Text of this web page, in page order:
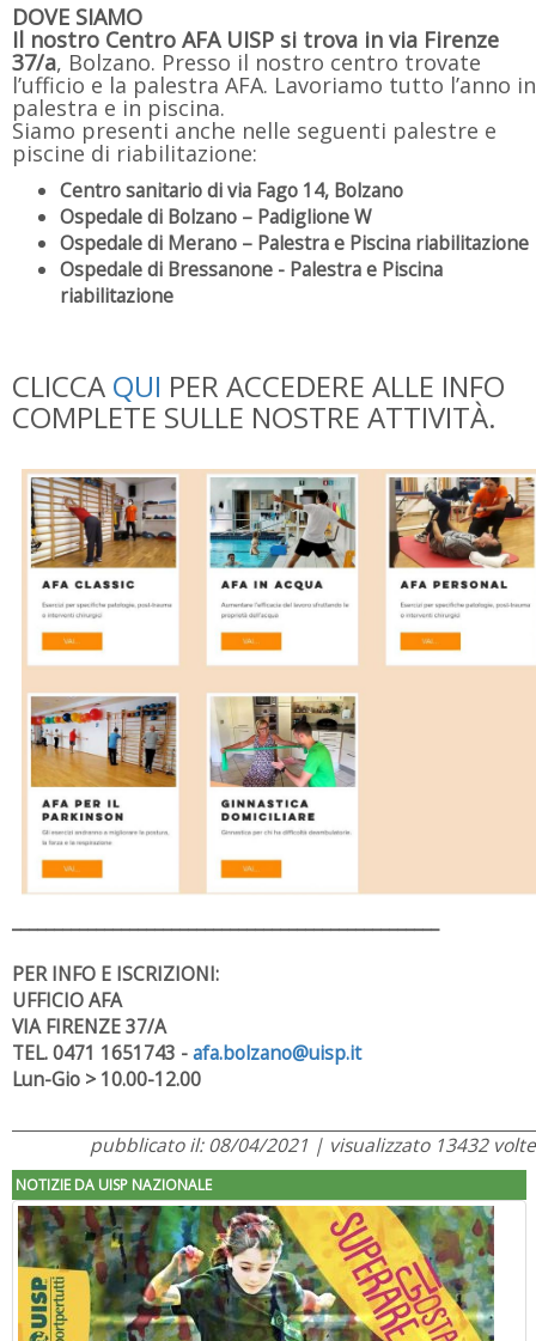
DOVE SIAMO
Il nostro Centro AFA UISP si trova in via Firenze
37/a, Bolzano. Presso il nostro centro trovate
l’ufficio e la palestra AFA. Lavoriamo tutto l’anno in
palestra e in piscina.
Siamo presenti anche nelle seguenti palestre e
piscine di riabilitazione:
Centro sanitario di via Fago 14, Bolzano
Ospedale di Bolzano – Padiglione W
Ospedale di Merano – Palestra e Piscina riabilitazione
Ospedale di Bressanone - Palestra e Piscina
riabilitazione
CLICCA QUI PER ACCEDERE ALLE INFO
COMPLETE SULLE NOSTRE ATTIVITÀ.
PER INFO E ISCRIZIONI:
UFFICIO AFA
VIA FIRENZE 37/A
TEL. 0471 1651743 -afa.bolzano@uisp.it
Lun-Gio > 10.00-12.00
pubblicato il: 08/04/2021 | visualizzato 13432 volte
NOTIZIE DA UISP NAZIONALE